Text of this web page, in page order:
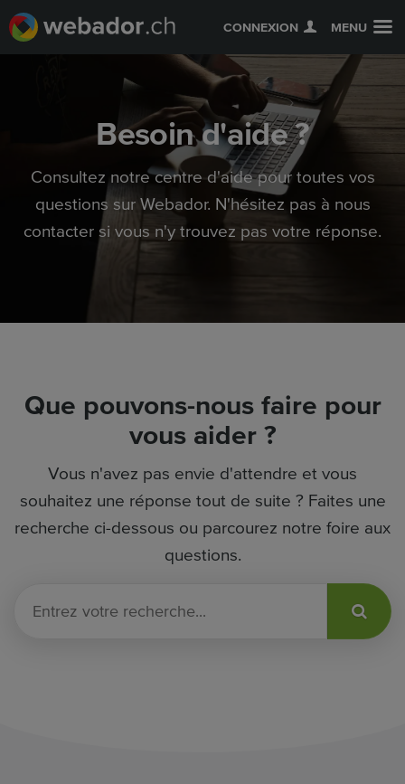
CONNEXION MENU
Besoin d'aide ?
Consultez notre centre d'aide pour toutes vos
questions sur Webador. N'hésitez pas à nous
contacter si vous n'y trouvez pas votre réponse.
Que pouvons-nous faire pour
vous aider ?
Vous n'avez pas envie d'attendre et vous
souhaitez une réponse tout de suite ? Faites une
recherche ci-dessous ou parcourez notre foire aux
questions.
n